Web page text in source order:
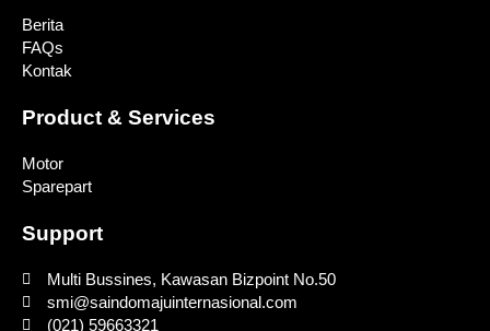
Berita
FAQs
Kontak
Product & Services
Motor
Sparepart
Support
Multi Bussines, Kawasan Bizpoint No.50
smi@saindomajuinternasional.com
(021) 59663321